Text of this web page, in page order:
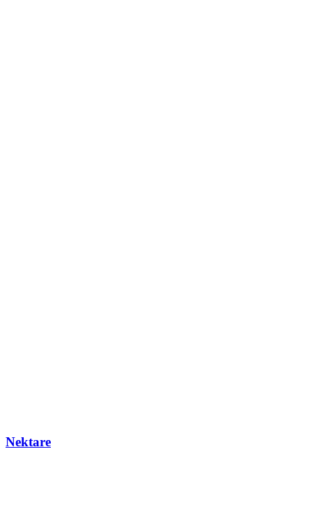
Nektare